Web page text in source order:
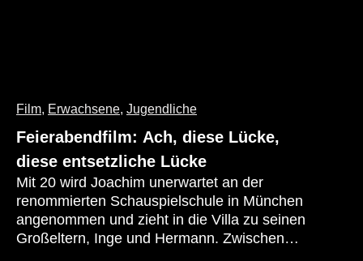
Film, Erwachsene, Jugendliche
Feierabendfilm: Ach, diese Lücke,
diese entsetzliche Lücke
Mit 20 wird Joachim unerwartet an der
renommierten Schauspielschule in München
angenommen und zieht in die Villa zu seinen
Großeltern, Inge und Hermann. Zwischen